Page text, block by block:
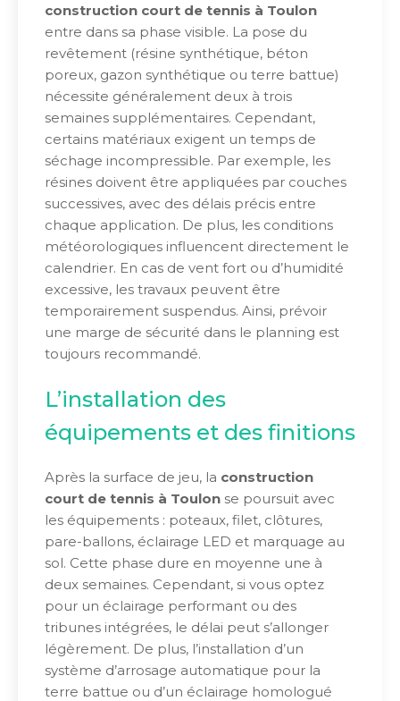
construction court de tennis à Toulon
entre dans sa phase visible. La pose du
revêtement (résine synthétique, béton
poreux, gazon synthétique ou terre battue)
nécessite généralement deux à trois
semaines supplémentaires. Cependant,
certains matériaux exigent un temps de
séchage incompressible. Par exemple, les
résines doivent être appliquées par couches
successives, avec des délais précis entre
chaque application. De plus, les conditions
météorologiques influencent directement le
calendrier. En cas de vent fort ou d’humidité
excessive, les travaux peuvent être
temporairement suspendus. Ainsi, prévoir
une marge de sécurité dans le planning est
toujours recommandé.
L’installation des
équipements et des finitions
Après la surface de jeu, la construction
court de tennis à Toulon se poursuit avec
les équipements : poteaux, filet, clôtures,
pare-ballons, éclairage LED et marquage au
sol. Cette phase dure en moyenne une à
deux semaines. Cependant, si vous optez
pour un éclairage performant ou des
tribunes intégrées, le délai peut s’allonger
légèrement. De plus, l’installation d’un
système d’arrosage automatique pour la
terre battue ou d’un éclairage homologué